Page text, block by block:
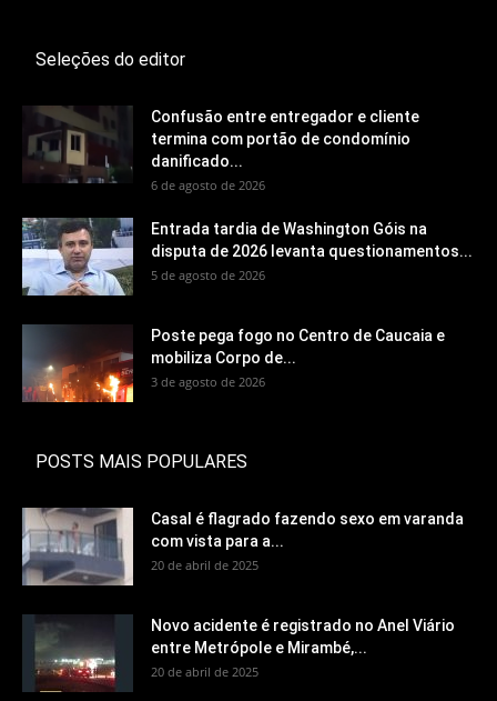
Seleções do editor
Confusão entre entregador e cliente
termina com portão de condomínio
danificado...
6 de agosto de 2026
Entrada tardia de Washington Góis na
disputa de 2026 levanta questionamentos...
5 de agosto de 2026
Poste pega fogo no Centro de Caucaia e
mobiliza Corpo de...
3 de agosto de 2026
POSTS MAIS POPULARES
Casal é flagrado fazendo sexo em varanda
com vista para a...
20 de abril de 2025
Novo acidente é registrado no Anel Viário
entre Metrópole e Mirambé,...
20 de abril de 2025